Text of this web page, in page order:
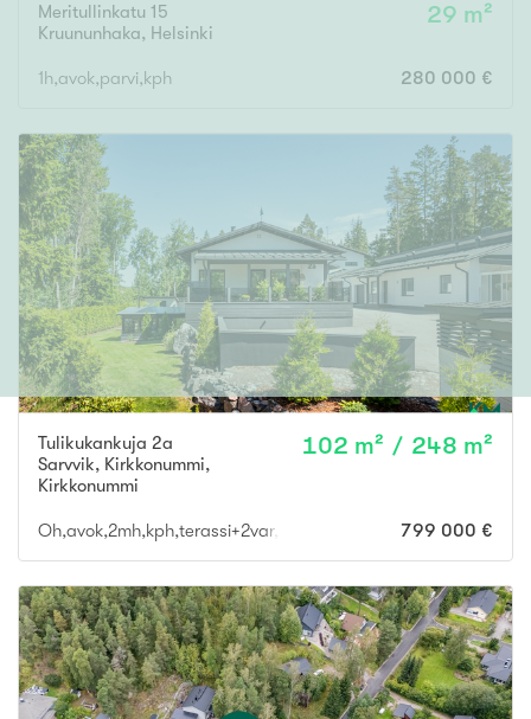
Meritullinkatu 15
Kruununhaka, Helsinki
29 m²
1h,avok,parvi,kph 280 000 €
Tulikukankuja 2a
Sarvvik, Kirkkonummi,
Kirkkonummi
102 m² / 248 m²
799 000 €